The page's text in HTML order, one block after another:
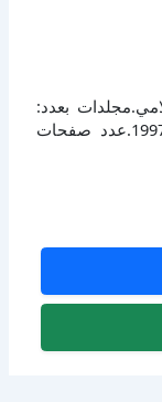
بعدد:
1.السنة التي نشر فيها الكتاب: 1418 – 1997.عدد صفحات